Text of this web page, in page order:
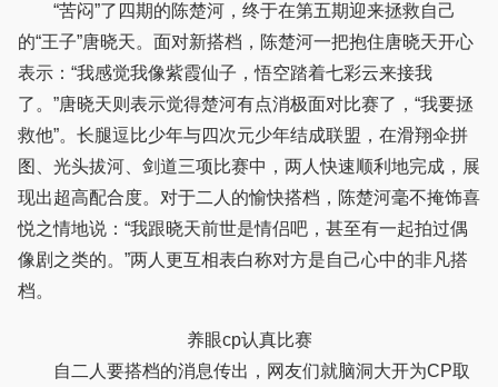
“苦闷”了四期的陈楚河，终于在第五期迎来拯救自己
的“王子”唐晓天。面对新搭档，陈楚河一把抱住唐晓天开心
表示：“我感觉我像紫霞仙子，悟空踏着七彩云来接我
了。”唐晓天则表示觉得楚河有点消极面对比赛了，“我要拯
救他”。长腿逗比少年与四次元少年结成联盟，在滑翔伞拼
图、光头拔河、剑道三项比赛中，两人快速顺利地完成，展
现出超高配合度。对于二人的愉快搭档，陈楚河毫不掩饰喜
悦之情地说：“我跟晓天前世是情侣吧，甚至有一起拍过偶
像剧之类的。”两人更互相表白称对方是自己心中的非凡搭
档。
养眼cp认真比赛
自二人要搭档的消息传出，网友们就脑洞大开为CP取